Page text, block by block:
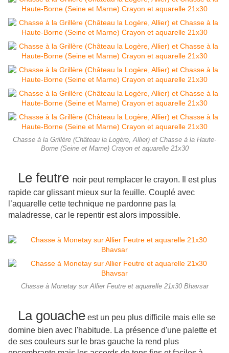
Chasse à la Grillère (Château la Logère, Allier) et Chasse à la Haute-
Borne (Seine et Marne) Crayon et aquarelle 21x30
Le feutre noir peut remplacer le crayon. Il est plus
rapide car glissant mieux sur la feuille. Couplé avec
l’aquarelle cette technique ne pardonne pas la
maladresse, car le repentir est alors impossible.
Chasse à Monetay sur Allier Feutre et aquarelle 21x30 Bhavsar
La gouache est un peu plus difficile mais elle se
domine bien avec l'habitude. La présence d'une palette et
de ses couleurs sur le bras gauche la rend plus